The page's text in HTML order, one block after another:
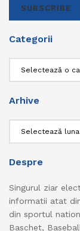
SUBSCRIBE
Categorii
Arhive
Despre
Singurul ziar
informatii atat
din sportul
Baschet,